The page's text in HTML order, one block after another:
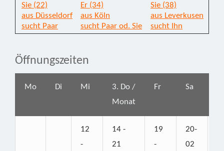
Sie (22)
aus Düsseldorf
sucht Paar
Er (34)
aus Köln
sucht Paar od. Sie
Sie (38)
aus Leverkusen
sucht Ihn
Öffnungszeiten
Mo Di Mi
3. Do /
Monat
Fr Sa
12
-
14 -
21
19
-
20-
02